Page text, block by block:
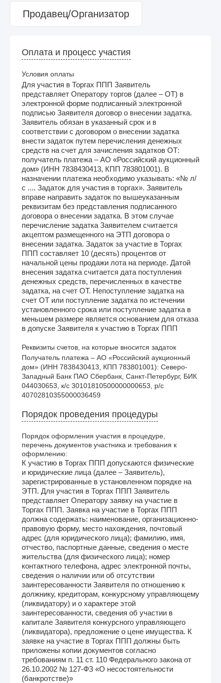
Продавец/Организатор
Оплата и процесс участия
Условия оплаты
Для участия в Торгах ППП Заявитель
представляет Оператору торгов (далее – ОТ) в
электронной форме подписанный электронной
подписью Заявителя договор о внесении задатка.
Заявитель обязан в указанный срок и в
соответствии с договором о внесении задатка
внести задаток путем перечисления денежных
средств на счет для зачисления задатков ОТ:
получатель платежа – АО «Российский аукционный
дом» (ИНН 7838430413, КПП 783801001). В
назначении платежа необходимо указывать: «№ л/
с .... Задаток для участия в торгах». Заявитель
вправе направить задаток по вышеуказанным
реквизитам без представления подписанного
договора о внесении задатка. В этом случае
перечисление задатка Заявителем считается
акцептом размещенного на ЭТП договора о
внесении задатка. Задаток за участие в Торгах
ППП составляет 10 (десять) процентов от
начальной цены продажи лота на периоде. Датой
внесения задатка считается дата поступления
денежных средств, перечисленных в качестве
задатка, на счет ОТ. Непоступление задатка на
счет ОТ или поступление задатка по истечении
установленного срока или поступление задатка в
меньшем размере является основанием для отказа
в допуске Заявителя к участию в Торгах ППП
Реквизиты счетов, на которые вносится задаток
Получатель платежа – АО «Российский аукционный
дом» (ИНН 7838430413, КПП 783801001): Северо-
Западный Банк ПАО Сбербанк, Санкт-Петербург, БИК
044030653, к/с 30101810500000000653, р/с
40702810355000036459
Порядок проведения процедуры
Порядок оформления участия в процедуре,
перечень документов участника и требования к
оформлению:
К участию в Торгах ППП допускаются физические
и юридические лица (далее – Заявитель),
зарегистрированные в установленном порядке на
ЭТП. Для участия в Торгах ППП Заявитель
представляет Оператору заявку на участие в
Торгах ППП. Заявка на участие в Торгах ППП
должна содержать: наименование, организационно-
правовую форму, место нахождения, почтовый
адрес (для юридического лица); фамилию, имя,
отчество, паспортные данные, сведения о месте
жительства (для физического лица); номер
контактного телефона, адрес электронной почты,
сведения о наличии или об отсутствии
заинтересованности Заявителя по отношению к
должнику, кредиторам, конкурсному управляющему
(ликвидатору) и о характере этой
заинтересованности, сведения об участии в
капитале Заявителя конкурсного управляющего
(ликвидатора), предложение о цене имущества. К
заявке на участие в Торгах ППП должны быть
приложены копии документов согласно
требованиям п. 11 ст. 110 Федерального закона от
26.10.2002 № 127-ФЗ «О несостоятельности
(банкротстве)»